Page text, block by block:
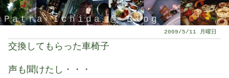
Patra Ichida @ Blog
2009/5/11 月曜日
交換してもらった車椅子
声も聞けたし・・・